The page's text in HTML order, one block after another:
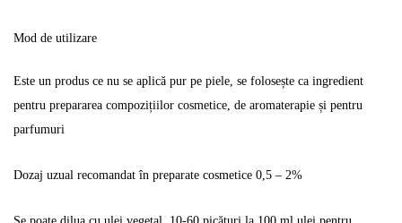
Mod de utilizare
Este un produs ce nu se aplică pur pe piele, se folosește ca ingredient
pentru prepararea compozițiilor cosmetice, de aromaterapie și pentru
parfumuri
Dozaj uzual recomandat în preparate cosmetice 0,5 – 2%